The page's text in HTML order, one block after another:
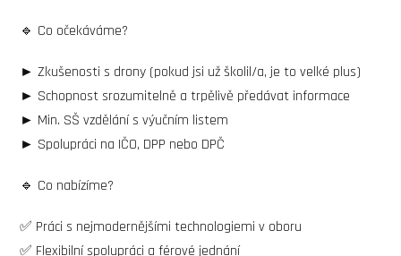
🔹 Co očekáváme?
► Zkušenosti s drony (pokud jsi už školil/a, je to velké plus)
► Schopnost srozumitelně a trpělivě předávat informace
► Min. SŠ vzdělání s výučním listem
► Spolupráci na IČO, DPP nebo DPČ
🔹 Co nabízíme?
✅ Práci s nejmodernějšími technologiemi v oboru
✅ Flexibilní spolupráci a férové jednání